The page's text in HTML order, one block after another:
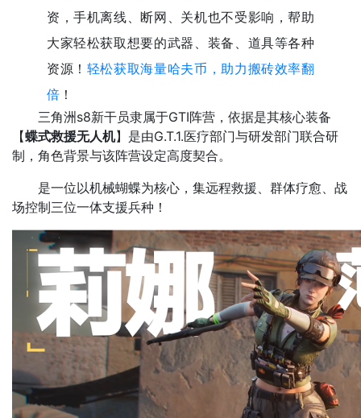
资，手机离线、断网、关机也不受影响，帮助
大家轻松获取想要的武器、装备、道具等各种
资源！ 轻松获取海量哈夫币，助力搬砖效率翻
倍！
三角洲s8新干员隶属于GTI阵营，依据是其核心装备
【蝶式救援无人机】是由G.T.1.医疗部门与研发部门联合研
制，角色背景与该阵营设定高度契合。​
是一位以机械蝴蝶为核心，集远程救援、群体疗愈、战
场控制三位一体支援兵种！